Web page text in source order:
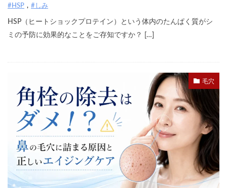
#HSP #しみ
HSP（ヒートショックプロテイン）という体内のたんぱく質がシ
ミの予防に効果的なことをご存知ですか？ […]
毛穴